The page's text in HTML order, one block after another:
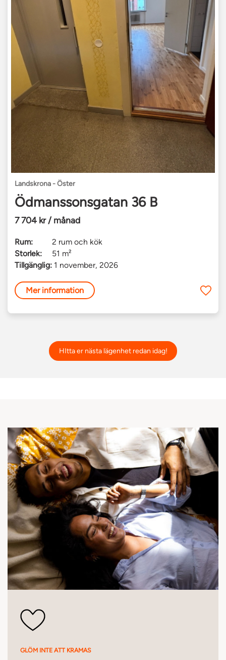
Landskrona - Öster
Ödmanssonsgatan 36 B
7 704 kr / månad
Rum:
2 rum och kök
Storlek:
51 m²
Tillgänglig: 1 november, 2026
Mer information
HItta er nästa lägenhet redan idag!
GLÖM INTE ATT KRAMAS